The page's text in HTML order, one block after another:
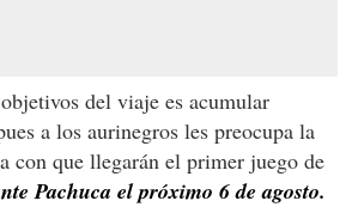
del viaje es acumular
a los aurinegros les preocupa la
con que llegarán el primer juego de
Pachuca el próximo 6 de agosto.